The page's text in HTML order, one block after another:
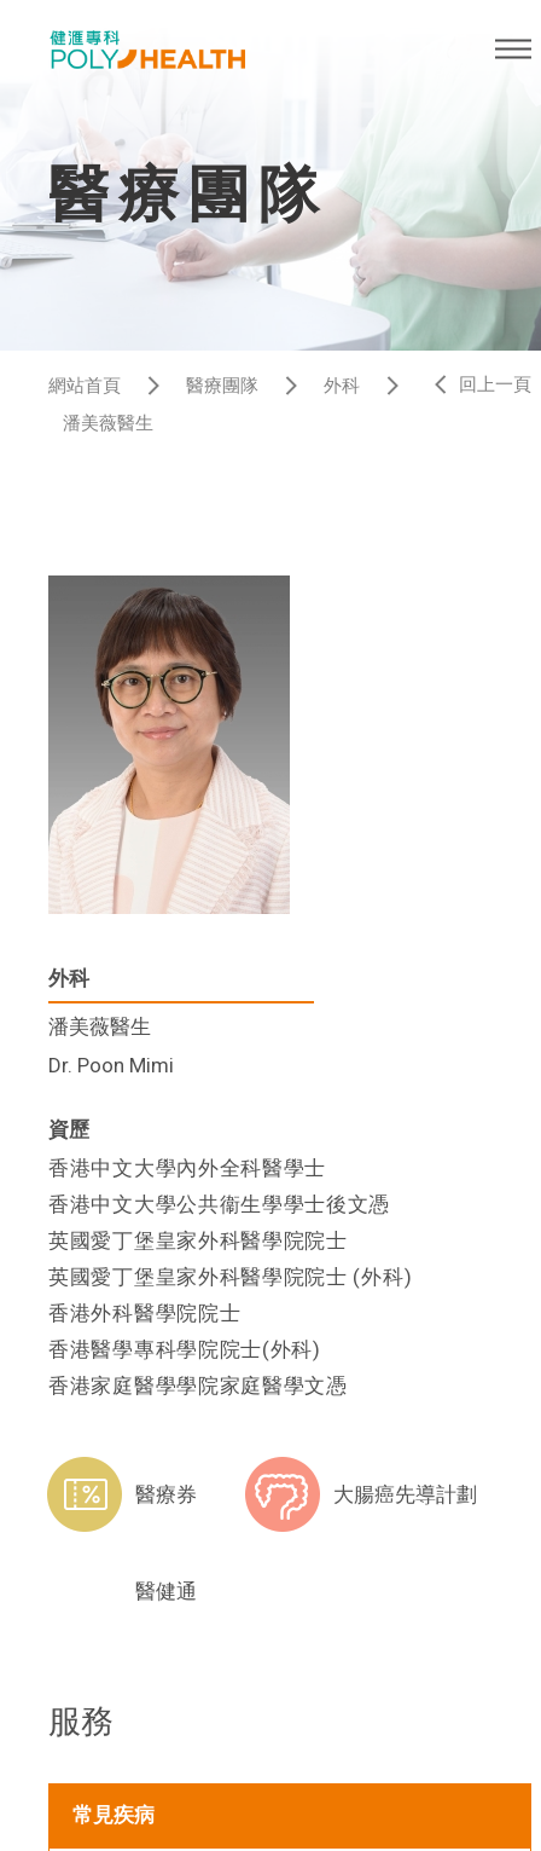
醫療團隊
網站首頁 醫療團隊
外科
潘美薇醫生
回上一頁
外科
潘美薇醫生
Dr. Poon Mimi​
資歷
香港中文大學內外全科醫學士
香港中文大學公共衞生學學士後文憑
英國愛丁堡皇家外科醫學院院士
英國愛丁堡皇家外科醫學院院士 (外科)
香港外科醫學院院士
香港醫學專科學院院士(外科)
香港家庭醫學學院家庭醫學文憑
醫療券 大腸癌先導計劃
醫健通
服務
常見疾病